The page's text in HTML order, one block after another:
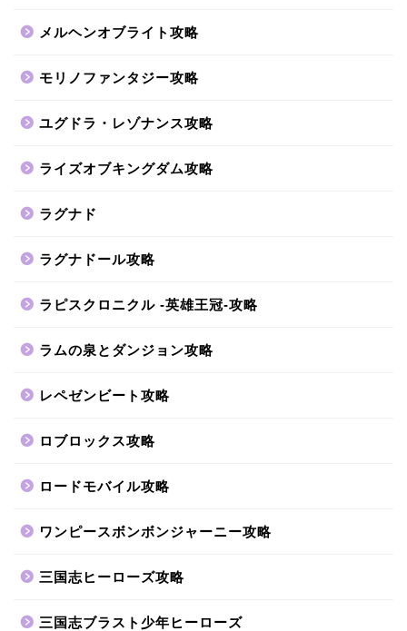
メルヘンオブライト攻略
モリノファンタジー攻略
ユグドラ・レゾナンス攻略
ライズオブキングダム攻略
ラグナド
ラグナドール攻略
ラピスクロニクル -英雄王冠-攻略
ラムの泉とダンジョン攻略
レペゼンビート攻略
ロブロックス攻略
ロードモバイル攻略
ワンピースボンボンジャーニー攻略
三国志ヒーローズ攻略
三国志ブラスト少年ヒーローズ